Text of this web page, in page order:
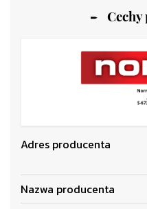
Adres producenta
Nazwa producenta